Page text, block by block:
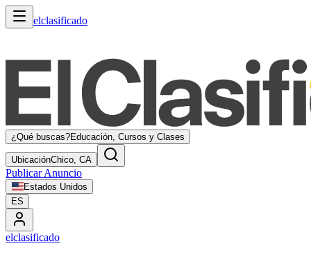
elclasificado
¿Qué buscas?Educación, Cursos y Clases
UbicaciónChico, CA
Publicar Anuncio
Estados Unidos
ES
elclasificado